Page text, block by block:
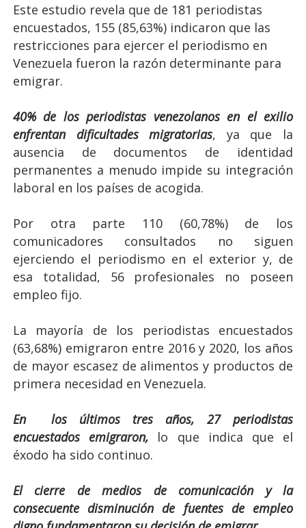
Este estudio revela que de 181 periodistas
encuestados, 155 (85,63%) indicaron que las
restricciones para ejercer el periodismo en
Venezuela fueron la razón determinante para
emigrar.
40% de los periodistas venezolanos en el exilio
enfrentan dificultades migratorias, ya que la
ausencia de documentos de identidad
permanentes a menudo impide su integración
laboral en los países de acogida.
Por otra parte 110 (60,78%) de los
comunicadores consultados no siguen
ejerciendo el periodismo en el exterior y, de
esa totalidad, 56 profesionales no poseen
empleo fijo.
La mayoría de los periodistas encuestados
(63,68%) emigraron entre 2016 y 2020, los años
de mayor escasez de alimentos y productos de
primera necesidad en Venezuela.
En los últimos tres años, 27 periodistas
encuestados emigraron, lo que indica que el
éxodo ha sido continuo.
El cierre de medios de comunicación y la
consecuente disminución de fuentes de empleo